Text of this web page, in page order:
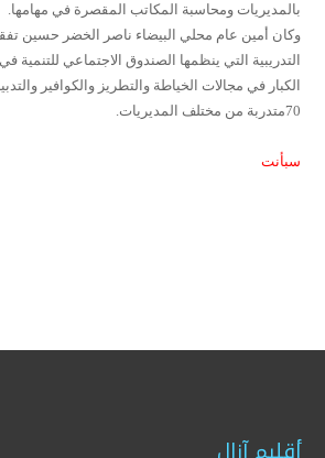
بالمديريات ومحاسبة المكاتب المقصرة في مهامها.
وكان أمين عام محلي البيضاء ناصر الخضر حسين
التدريبية التي ينظمها الصندوق الاجتماعي للتنمية
الكبار في مجالات الخياطة والتطريز والكوافير
70متدربة من مختلف المديريات.
سبأنت